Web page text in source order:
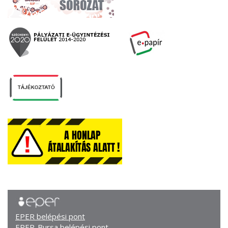
EPER belépési pont